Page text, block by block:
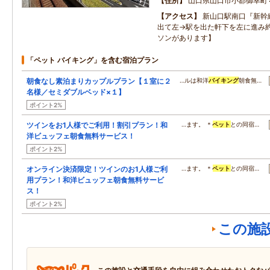
アクセス
新山口駅南口『新
出て左→駅を出た軒下を左に進み
ソンがあります】
「ペット バイキング」を含む宿泊プラン
朝食なし素泊まりカップルプラン【１室に２
名様／セミダブルベッド×１】
ポイント2%
…ルは和洋バイキング朝食無…
ツインをお1人様でご利用！割引プラン！和
洋ビュッフェ朝食無料サービス！
ポイント2%
…ます。 ＊ペット との同宿…
オンライン決済限定！ツインのお1人様ご利
用プラン！和洋ビュッフェ朝食無料サービ
ス！
ポイント2%
…ます。 ＊ペット との同宿…
この施